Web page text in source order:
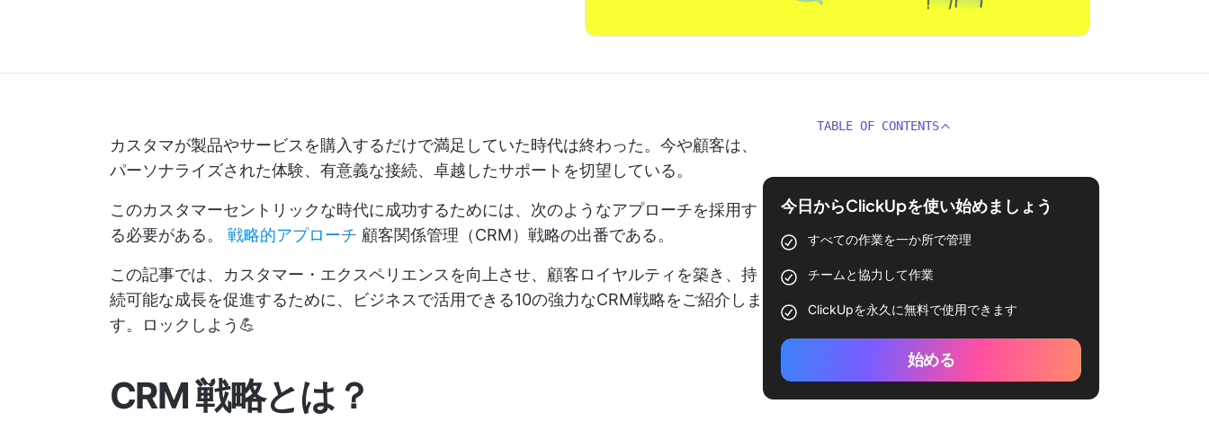
カスタマが製品やサービスを購入するだけで満足していた時代は終わった。今や顧客は、
パーソナライズされた体験、有意義な接続、卓越したサポートを切望している。
このカスタマーセントリックな時代に成功するためには、次のようなアプローチを採用す
る必要がある。 戦略的アプローチ 顧客関係管理（CRM）戦略の出番である。
この記事では、カスタマー・エクスペリエンスを向上させ、顧客ロイヤルティを築き、持
続可能な成長を促進するために、ビジネスで活用できる10の強力なCRM戦略をご紹介しま
す。ロックしよう💪
CRM 戦略とは？
TABLE OF CONTENTS
今日からClickUpを使い始めましょう
すべての作業を一か所で管理
チームと協力して作業
ClickUpを永久に無料で使用できます
始める